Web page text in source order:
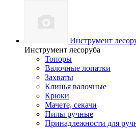
Инструмент
Инструмент лесоруба
Топоры
Валочные лопатки
Захваты
Клинья валочные
Крюки
Мачете, секачи
Пилы ручные
Принадлежности для